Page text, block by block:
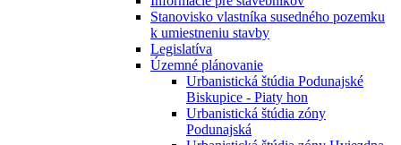
Stanovisko vlastníka susedného pozemku
k umiestneniu stavby
Legislatíva
Územné plánovanie
Urbanistická štúdia Podunajské
Biskupice - Piaty hon
Urbanistická štúdia zóny
Podunajská